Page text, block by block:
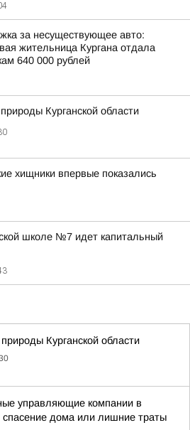
за несуществующее авто:
жительница Кургана отдала
640 000 рублей
Курганской области
хищники впервые показались
школе №7 идет капитальный
Курганской области
управляющие компании в
спасение дома или лишние траты